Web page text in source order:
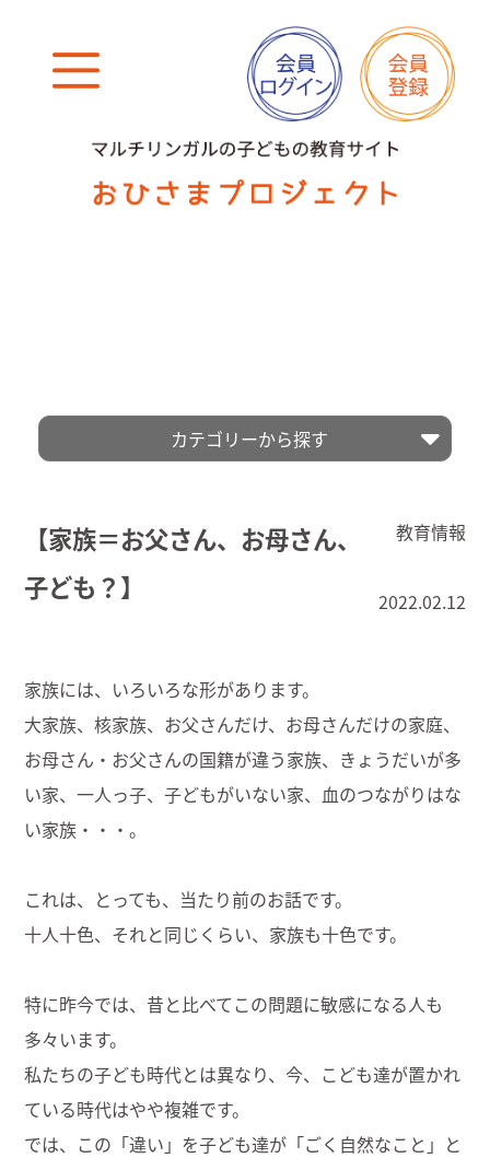
【家族＝お父さん、お母さん、
子ども？】
教育情報
2022.02.12
家族には、いろいろな形があります。
大家族、核家族、お父さんだけ、お母さんだけの家庭、
お母さん・お父さんの国籍が違う家族、 きょうだいが多
い家、一人っ子、子どもがいない家、血のつながりはな
い家族・・・。
これは、とっても、当たり前のお話です。
十人十色、それと同じくらい、家族も十色です。
特に昨今では、昔と比べてこの問題に敏感になる人も
多々います。
私たちの子ども時代とは異なり、今、こども達が置かれ
ている時代はやや複雑です。
では、この「違い」を子ども達が「ごく自然なこと」と